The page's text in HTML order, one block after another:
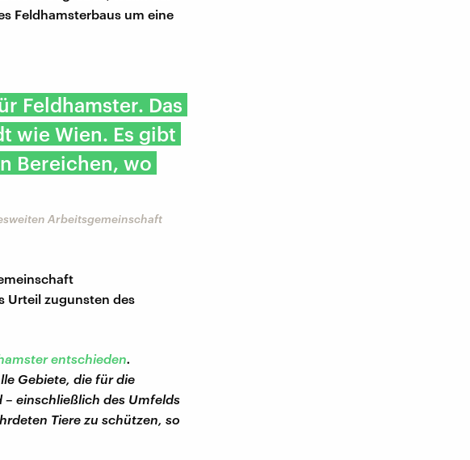
Feldhamsterbaus um eine
Feldhamster. Das
wie Wien. Es gibt
Bereichen, wo
Arbeitsgemeinschaft
Urteil zugunsten des
entschieden.
Gebiete, die für die
einschließlich des Umfelds
Tiere zu schützen, so